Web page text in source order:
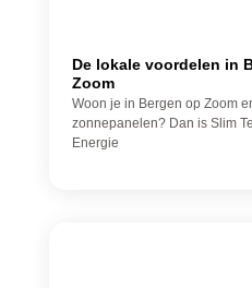
De lokale voordelen in
Zoom
Woon je in Bergen op Zoom
zonnepanelen? Dan is Slim
Energie